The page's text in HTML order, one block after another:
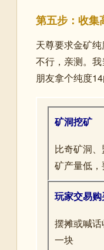
第五步：收集
天尊要求金矿
不行，亲测。我
朋友拿个纯度
矿洞挖矿
比奇矿洞
矿产量低
玩家交易购
摆摊或喊
一块